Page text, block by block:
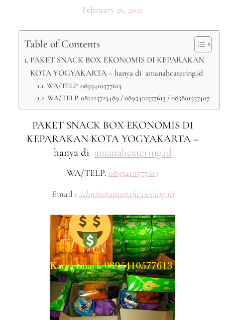
February 26, 2021
Table of Contents
PAKET SNACK BOX EKONOMIS DI KEPARAKAN
KOTA YOGYAKARTA – hanya di amanahcatering.id
WA/TELP. 0895410577613
WA/TELP. 081225723489 / 0895410577613 / 085801557407
PAKET SNACK BOX EKONOMIS DI
KEPARAKAN KOTA YOGYAKARTA –
hanya di amanahcatering.id
WA/TELP. 0895410577613
Email : admin@amanahcatering.id